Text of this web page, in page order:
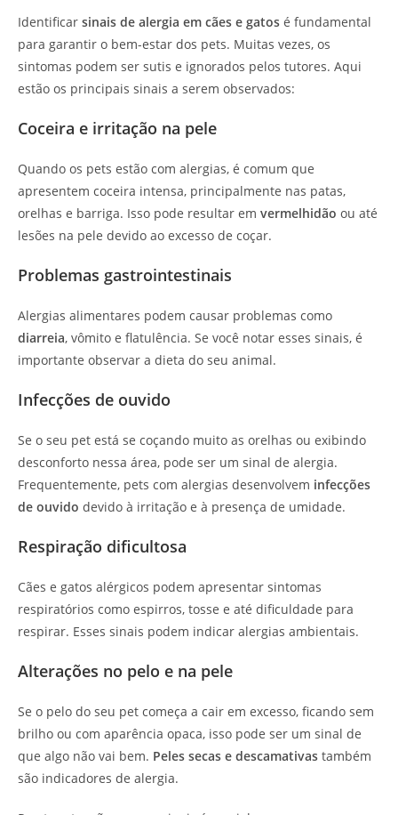
Identificar sinais de alergia em cães e gatos é fundamental
para garantir o bem-estar dos pets. Muitas vezes, os
sintomas podem ser sutis e ignorados pelos tutores. Aqui
estão os principais sinais a serem observados:
Coceira e irritação na pele
Quando os pets estão com alergias, é comum que
apresentem coceira intensa, principalmente nas patas,
orelhas e barriga. Isso pode resultar em vermelhidão ou até
lesões na pele devido ao excesso de coçar.
Problemas gastrointestinais
Alergias alimentares podem causar problemas como
diarreia, vômito e flatulência. Se você notar esses sinais, é
importante observar a dieta do seu animal.
Infecções de ouvido
Se o seu pet está se coçando muito as orelhas ou exibindo
desconforto nessa área, pode ser um sinal de alergia.
Frequentemente, pets com alergias desenvolvem infecções
de ouvido devido à irritação e à presença de umidade.
Respiração dificultosa
Cães e gatos alérgicos podem apresentar sintomas
respiratórios como espirros, tosse e até dificuldade para
respirar. Esses sinais podem indicar alergias ambientais.
Alterações no pelo e na pele
Se o pelo do seu pet começa a cair em excesso, ficando sem
brilho ou com aparência opaca, isso pode ser um sinal de
que algo não vai bem. Peles secas e descamativas também
são indicadores de alergia.